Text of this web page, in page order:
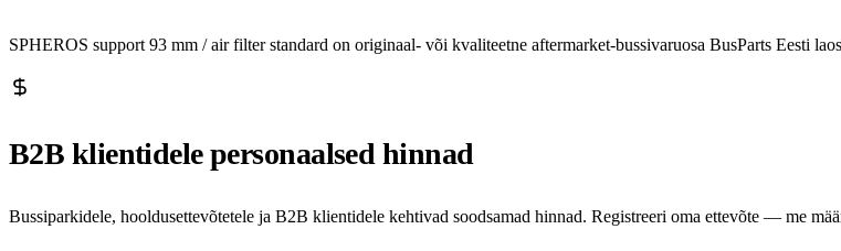
SPHEROS support 93 mm / air filter standard on originaal- või kvaliteetne aftermarket-bussivaruosa BusParts Eesti
B2B klientidele personaalsed hinnad
Bussiparkidele, hooldusettevõtetele ja B2B klientidele kehtivad soodsamad hinnad. Registreeri oma ettevõte — me